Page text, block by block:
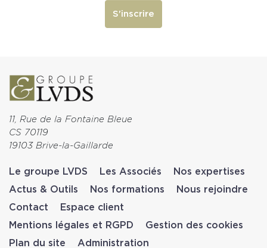
S'inscrire
11, Rue de la Fontaine Bleue
CS 70119
19103 Brive-la-Gaillarde
Le groupe LVDS Les Associés
Nos expertises
Actus & Outils
Nos formations
Nous rejoindre
Contact
Espace client
Mentions légales et RGPD
Gestion des cookies
Plan du site
Administration